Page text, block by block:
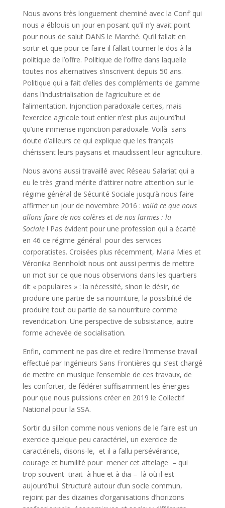
Nous avons très longuement cheminé avec la Conf’ qui
nous a éblouis un jour en posant qu’il n’y avait point
pour nous de salut DANS le Marché. Qu’il fallait en
sortir et que pour ce faire il fallait tourner le dos à la
politique de l’offre. Politique de l’offre dans laquelle
toutes nos alternatives s’inscrivent depuis 50 ans.
Politique qui a fait d’elles des compléments de gamme
dans l’industrialisation de l’agriculture et de
l’alimentation. Injonction paradoxale certes, mais
l’exercice agricole tout entier n’est plus aujourd’hui
qu’une immense injonction paradoxale. Voilà sans
doute d’ailleurs ce qui explique que les français
chérissent leurs paysans et maudissent leur agriculture.
Nous avons aussi travaillé avec Réseau Salariat qui a
eu le très grand mérite d’attirer notre attention sur le
régime général de Sécurité Sociale jusqu’à nous faire
affirmer un jour de novembre 2016 : voilà ce que nous
allons faire de nos colères et de nos larmes : la
Sociale! Pas évident pour une profession qui a écarté
en 46 ce régime général pour des services
corporatistes. Croisées plus récemment, Maria Mies et
Véronika Bennholdt nous ont aussi permis de mettre
un mot sur ce que nous observions dans les quartiers
dit « populaires » : la nécessité, sinon le désir, de
produire une partie de sa nourriture, la possibilité de
produire tout ou partie de sa nourriture comme
revendication. Une perspective de subsistance, autre
forme achevée de socialisation.
Enfin, comment ne pas dire et redire l’immense travail
effectué par Ingénieurs Sans Frontières qui s’est chargé
de mettre en musique l’ensemble de ces travaux, de
les conforter, de fédérer suffisamment les énergies
pour que nous puissions créer en 2019 le Collectif
National pour la SSA.
Sortir du sillon comme nous venions de le faire est un
exercice quelque peu caractériel, un exercice de
caractériels, disons-le, et il a fallu persévérance,
courage et humilité pour mener cet attelage – qui
trop souvent tirait à hue et à dia – là où il est
aujourd’hui. Structuré autour d’un socle commun,
rejoint par des dizaines d’organisations d’horizons